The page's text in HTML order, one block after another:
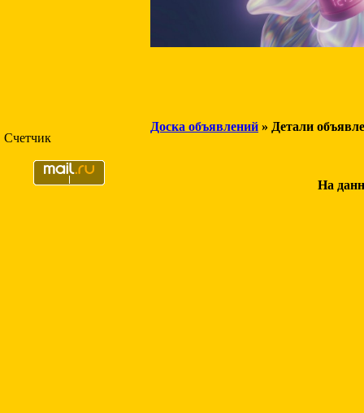
Счетчик
Доска объявлений » Детали
На